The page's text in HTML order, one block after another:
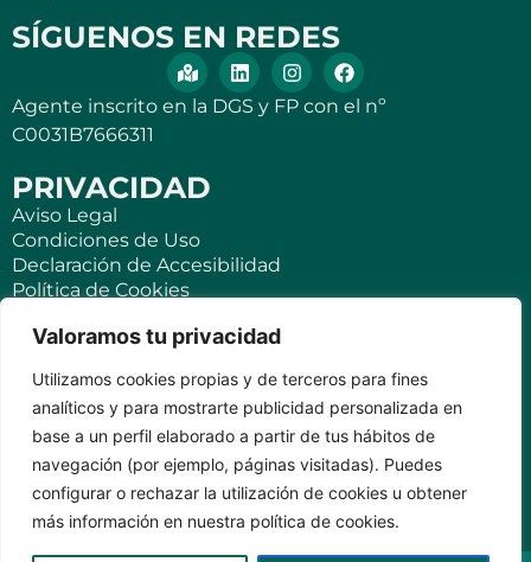
Valoramos tu privacidad
Utilizamos cookies propias y de terceros para fines
analíticos y para mostrarte publicidad personalizada en
base a un perfil elaborado a partir de tus hábitos de
navegación (por ejemplo, páginas visitadas). Puedes
configurar o rechazar la utilización de cookies u obtener
más información en nuestra política de cookies.
SÍGUENOS EN REDES
Agente inscrito en la DGS y FP con el nº
C0031B7666311
PRIVACIDAD
Aviso Legal
Condiciones de Uso
Declaración de Accesibilidad
Política de Cookies
SEGUROS
Para ti
Negocios y PYMES
Seguro de viaje
Seguro para Viviendas Vacacionales
Seguro para teléfonos móviles